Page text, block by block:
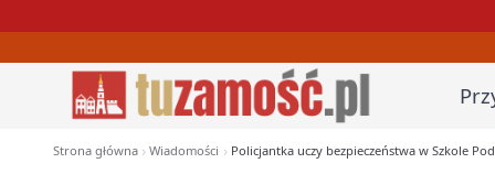
Strona główna Wiadomości Policjantka uczy bezpieczeństwa w Szkole